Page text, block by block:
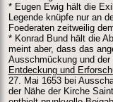
* Eugen Ewig hält die
Legende knüpfe nur an
Foederaten zeitweilig
* Konrad Bund hält die
meint aber, dass das
Ausschmückung und
Entdeckung und
27. Mai 1653 bei
der Nähe der Kirche